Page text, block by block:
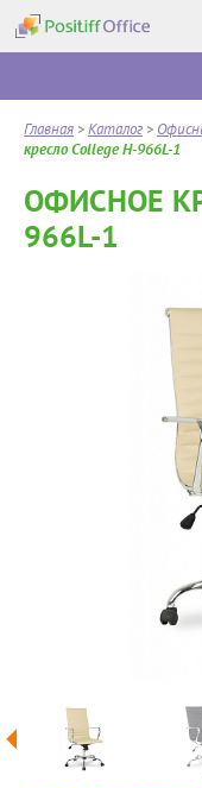
Главная >Каталог >
кресло College H-966L-1
ОФИСНОЕ
966L-1